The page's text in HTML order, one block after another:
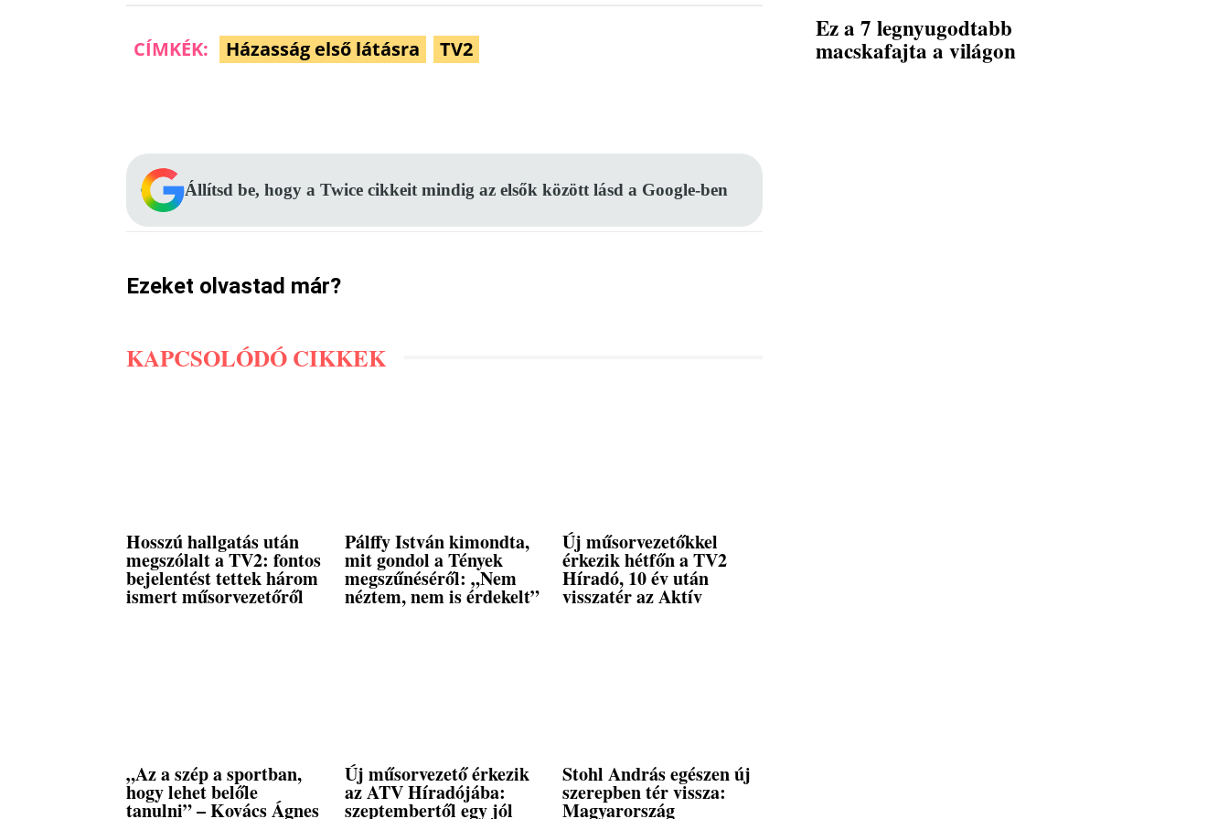
CÍMKÉK: Házasság első látásra TV2
Állítsd be, hogy a Twice cikkeit mindig az elsők között lásd a Google-ben
Ezeket olvastad már?
KAPCSOLÓDÓ CIKKEK
Hosszú hallgatás után
megszólalt a TV2: fontos
bejelentést tettek három
ismert műsorvezetőről
Pálffy István kimondta,
mit gondol a Tények
megszűnéséről: „Nem
néztem, nem is érdekelt”
Új műsorvezetőkkel
érkezik hétfőn a TV2
Híradó, 10 év után
visszatér az Aktív
„Az a szép a sportban,
hogy lehet belőle
tanulni” – Kovács Ágnes
Új műsorvezető érkezik
az ATV Híradójába:
szeptembertől egy jól
Stohl András egészen új
szerepben tér vissza:
Magyarország
Ez a 7 legnyugodtabb
macskafajta a világon